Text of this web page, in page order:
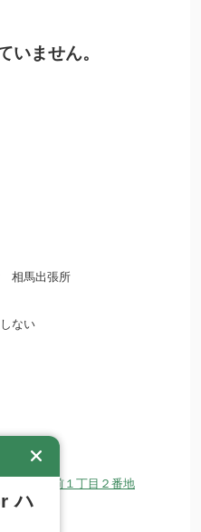
いません。
相馬出張所
ない
新地町駅前１丁目２番地
ハ